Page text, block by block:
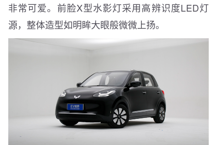
非常可爱。前脸X型水影灯采用高辨识度LED灯
源，整体造型如明眸大眼般微微上扬。